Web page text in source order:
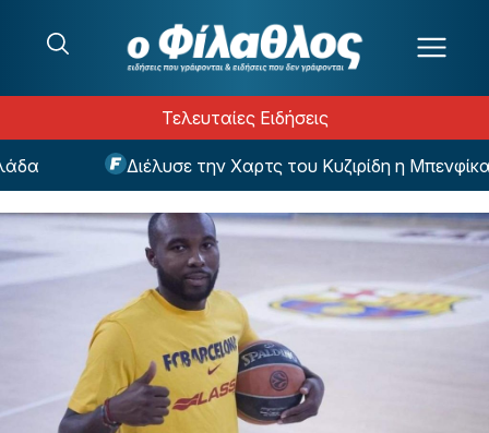
Τελευταίες Ειδήσεις
Διέλυσε την Χαρτς του Κυζιρίδη η Μπενφίκα